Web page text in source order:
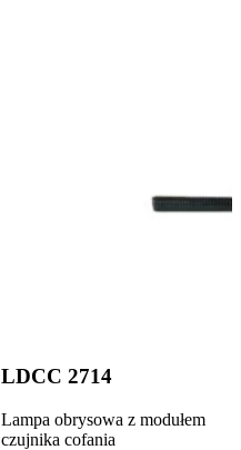
LDCC 2714
Lampa obrysowa z modułem
czujnika cofania